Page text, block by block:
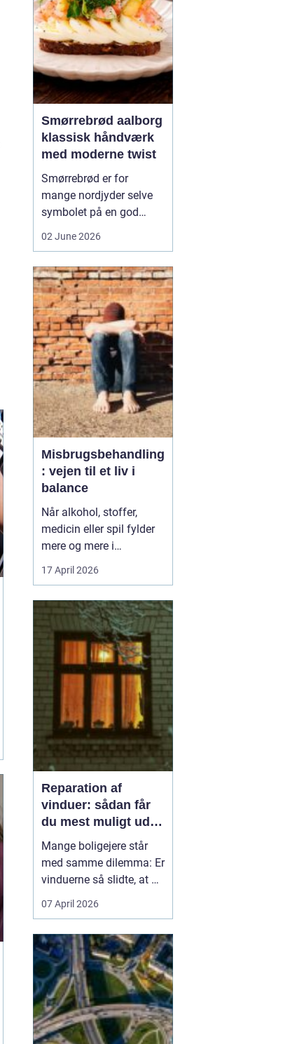
Smørrebrød aalborg
klassisk håndværk
med moderne twist
Smørrebrød er for
mange nordjyder selve
symbolet på en god
der forener tradition og
nytænkning. Her spiller
gode råvarer, lokalt
håndværk og kreativ
anretning sammen, så
du får en...
02 June 2026
Misbrugsbehandling
: vejen til et liv i
balance
Når alkohol, stoffer,
medicin eller spil fylder
mere og mere i
hverdagen, bliver
grænsen mellem vane
sløret. Mange forsøger
længe at klare sig selv,
men for en stor del viser
erfaringen, at...
17 April 2026
Reparation af
vinduer: sådan får
du mest muligt ud af
dine gamle vinduer
Mange boligejere står
med samme dilemma: Er
vinduerne så slidte, at de
bør skiftes, eller kan de
repareres og få nyt liv? I
kan en grundig
reparation af vinduer
være en både økon...
07 April 2026